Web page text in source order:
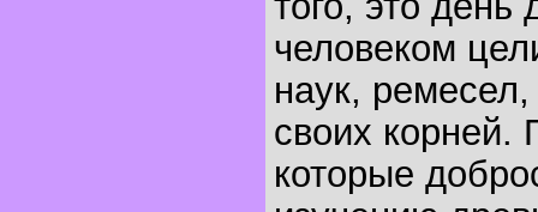
человеком
наук,
своих
которые